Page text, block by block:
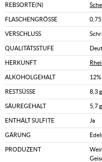
REBSORTE(N)
FLASCHENGRÖSSE 0,75
VERSCHLUSS
QUALITÄTSSTUFE
HERKUNFT
ALKOHOLGEHALT 12%
RESTSÜSSE 8,3
SÄUREGEHALT 5,7
ENTHÄLT SULFITE Ja
GÄRUNG
PRODUZENT